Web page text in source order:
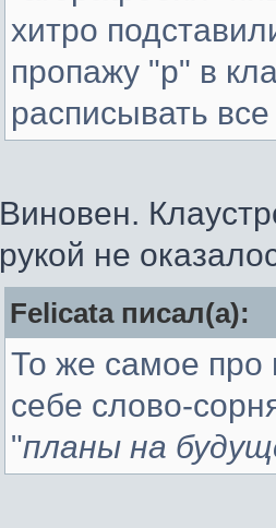
хитро
пропажу "р" в
расписывать
Виновен.
рукой не
Felicata писал(а):
То же самое про
себе слово-
"планы на